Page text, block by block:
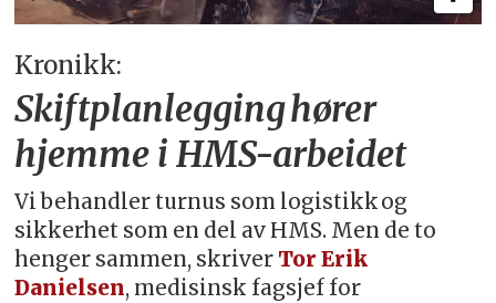
Kronikk:
Skiftplanlegging hører
hjemme i HMS-arbeidet
Vi behandler turnus som logistikk og
sikkerhet som en del av HMS. Men de to
henger sammen, skriver Tor Erik
Danielsen, medisinsk fagsjef for